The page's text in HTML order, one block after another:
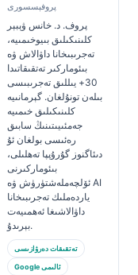
پروفېسسورى
پروف. د. خانس ۋېبېر
كلىنىكىلىق بىيوخىمىيە،
تەجرىبىخانا داۋالاش ۋە
بىئوماركىر تەتقىقاتىدا
30+ يىللىق تەجرىبىسى
بىلەن تونۇلغان. گېرمانىيە
كلىنىكىلىق خىمىيە
جەمئىيىتىنىڭ سابىق
رەئىسى بولغان ئۇ
دىئاگنوز گۇرۇپپا تەھلىلى،
بىئوماركىرنى
ئۆلچەملەشتۈرۈش ۋە AI
ياردەملىك تەجرىبىخانا
داۋالاشىغا ئەھمىيەت
بېرىدۇ.
تەتقىقات دەرۋازىسى
Google ئالىمى